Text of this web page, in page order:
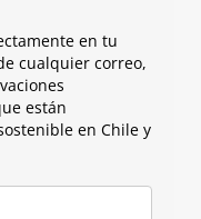
en tu
cualquier correo,
están
en Chile y